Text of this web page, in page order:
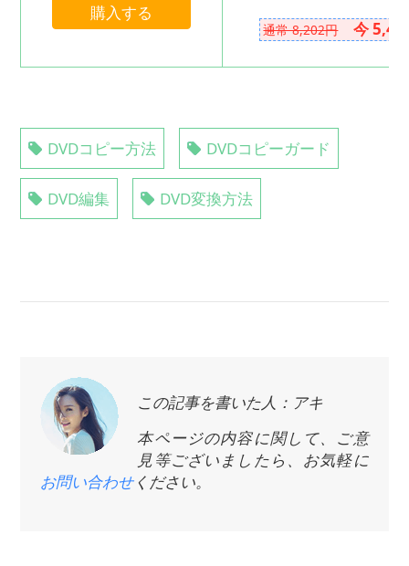
購入する
通常 8,202円 今
DVDコピー方法 DVDコピーガード
DVD編集 DVD変換方法
この記事を書いた人：アキ
本ページの内容に関して、ご意
見等ございましたら、お気軽に
お問い合わせください。